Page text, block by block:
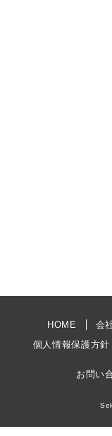
HOME 会
個人情報保護方針
お問い